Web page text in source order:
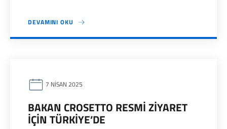
DEVAMINI OKU
7 NISAN 2025
BAKAN CROSETTO RESMI ZIYARET
IÇIN TÜRKIYE’DE